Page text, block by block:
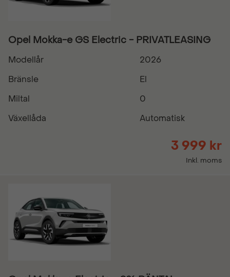
Opel Mokka-e GS Electric - PRIVATLEASING
Modellår
2026
Bränsle
El
Miltal
0
Växellåda
Automatisk
3 999 kr
Inkl. moms